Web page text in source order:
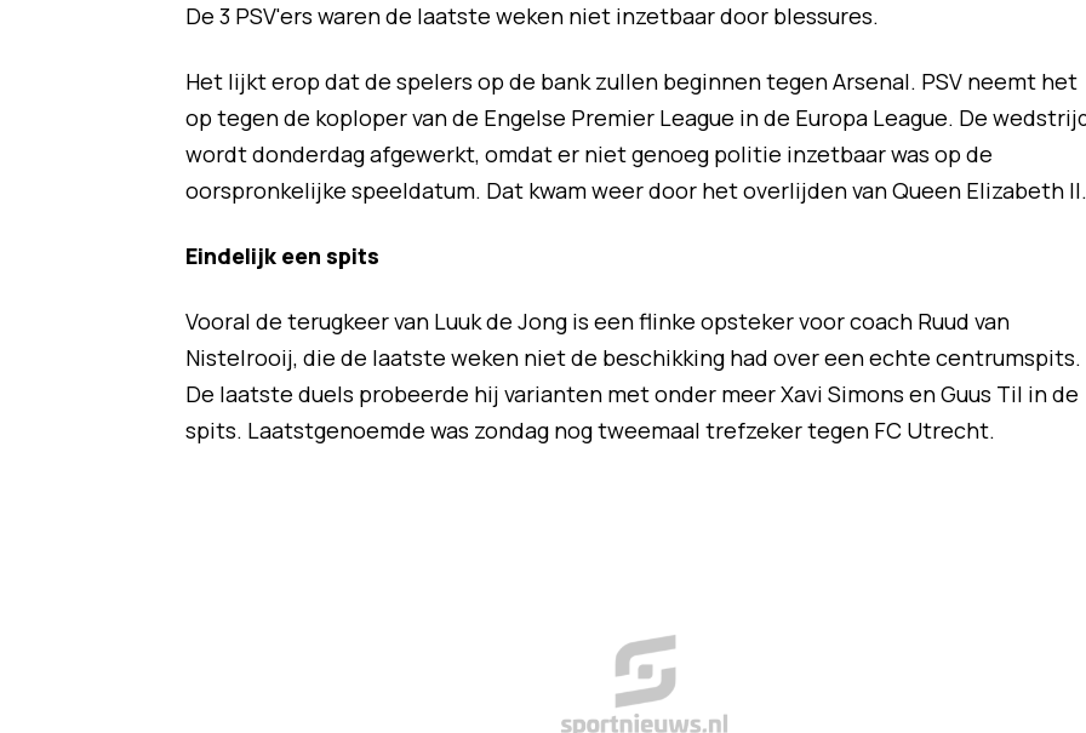
De 3 PSV'ers waren de laatste weken niet inzetbaar door blessures.
Het lijkt erop dat de spelers op de bank zullen beginnen tegen Arsenal. PSV neemt het
op tegen de koploper van de Engelse Premier League in de Europa League. De
wordt donderdag afgewerkt, omdat er niet genoeg politie inzetbaar was op de
oorspronkelijke speeldatum. Dat kwam weer door het overlijden van Queen Elizabeth II.
Eindelijk een spits
Vooral de terugkeer van Luuk de Jong is een flinke opsteker voor coach Ruud van
Nistelrooij, die de laatste weken niet de beschikking had over een echte centrumspits.
De laatste duels probeerde hij varianten met onder meer Xavi Simons en Guus Til in de
spits. Laatstgenoemde was zondag nog tweemaal trefzeker tegen FC Utrecht.